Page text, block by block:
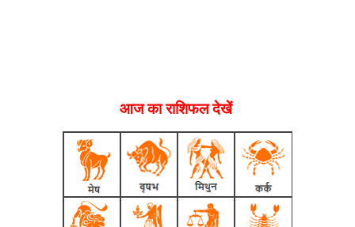
आज का राशिफल देखें